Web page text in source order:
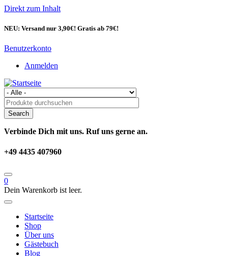
Direkt zum Inhalt
NEU: Versand nur 3,90€! Gratis ab 79€!
Benutzerkonto
Anmelden
Verbinde Dich mit uns. Ruf uns gerne an.
+49 4435 407960
0
Dein Warenkorb ist leer.
Startseite
Shop
Über uns
Gästebuch
Blog